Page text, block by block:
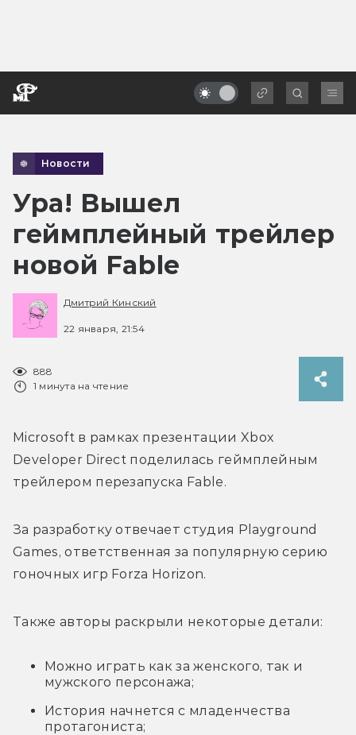
Новости
Ура! Вышел
геймплейный трейлер
новой Fable
Дмитрий Кинский
22 января, 21:54
888
1 минута на чтение
Microsoft в рамках презентации Xbox
Developer Direct поделилась геймплейным
трейлером перезапуска Fable.
За разработку отвечает студия Playground
Games, ответственная за популярную серию
гоночных игр Forza Horizon.
Также авторы раскрыли некоторые детали:
Можно играть как за женского, так и
мужского персонажа;
История начнется с младенчества
протагониста;